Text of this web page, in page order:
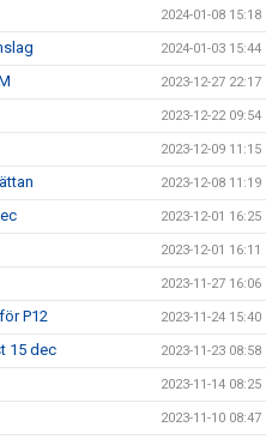
2024-01-08 15:18
2024-01-03 15:44
2023-12-27 22:17
2023-12-22 09:54
2023-12-09 11:15
2023-12-08 11:19
2023-12-01 16:25
2023-12-01 16:11
2023-11-27 16:06
P12 2023-11-24 15:40
15 dec 2023-11-23 08:58
2023-11-14 08:25
2023-11-10 08:47